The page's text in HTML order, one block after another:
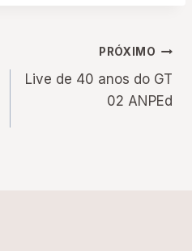
PRÓXIMO
Live de 40 anos do GT
02 ANPEd